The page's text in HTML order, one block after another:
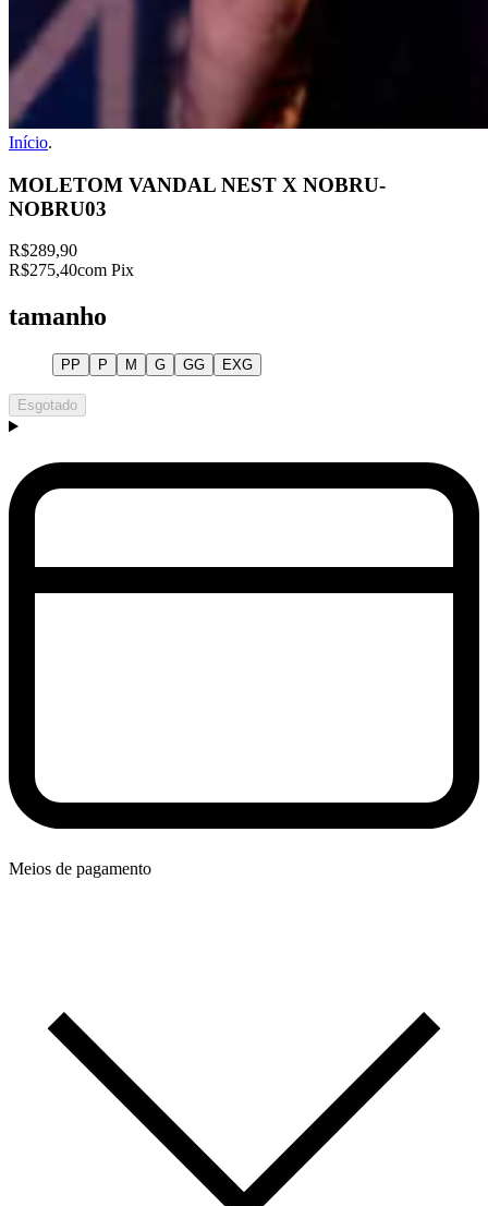
Início.
MOLETOM VANDAL NEST X NOBRU-
NOBRU03
R$289,90
R$275,40com Pix
tamanho
PP P M G GG EXG
Esgotado
Meios de pagamento